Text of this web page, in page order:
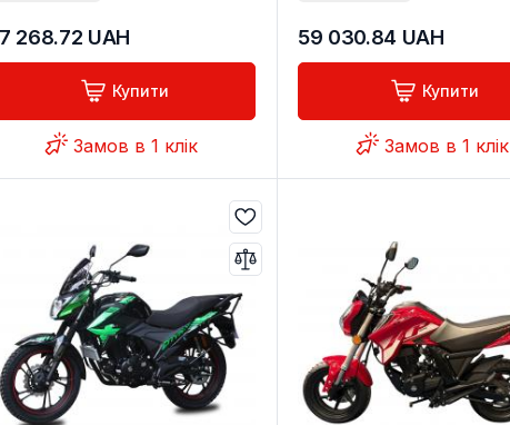
268.72 UAH
Купити
Замов в 1 клік
59 030.84 UAH
Купити
Замов в 1 клік